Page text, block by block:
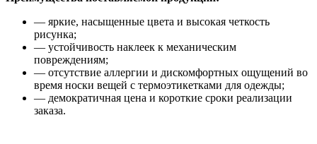
— яркие, насыщенные цвета и высокая четкость
рисунка;
— устойчивость наклеек к механическим
повреждениям;
— отсутствие аллергии и дискомфортных ощущений во
время носки вещей с термоэтикетками для одежды;
— демократичная цена и короткие сроки реализации
заказа.